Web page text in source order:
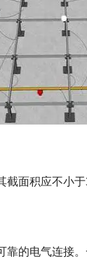
截面积应不小
的电气连接。